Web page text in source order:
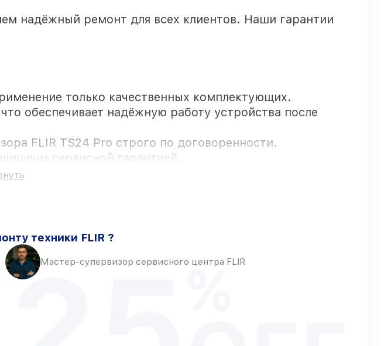
надёжный ремонт для всех клиентов. Наши гарантии
только качественных комплектующих.
обеспечивает надёжную работу устройства после
FLIR TS24 Pro строго по договоренности.
сервисной гарантией.
поступают оперативно
любые запросы
к ремонту сразу
техники FLIR ?
Мастер-супервизор сервисного центра FLIR